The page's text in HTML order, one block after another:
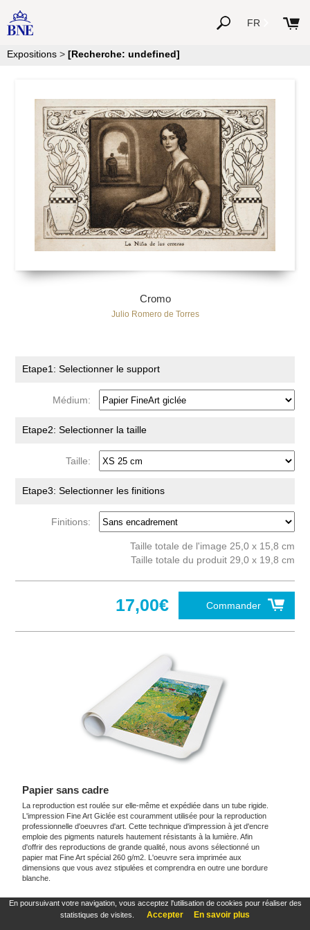
En poursuivant votre navigation, vous acceptez l'utilisation de cookies pour réaliser des
statistiques de visites.
Accepter En savoir plus
FR
Expositions > [Recherche: undefined]
Cromo
Julio Romero de Torres
Etape1: Selectionner le support
Médium:
Etape2: Selectionner la taille
Taille:
Etape3: Selectionner les finitions
Finitions:
Taille totale de l'image 25,0 x 15,8 cm
Taille totale du produit 29,0 x 19,8 cm
Commander
17,00€
Papier sans cadre
La reproduction est roulée sur elle-même et expédiée dans un tube rigide.
L'impression Fine Art Giclée est couramment utilisée pour la reproduction
professionnelle d'oeuvres d'art. Cette technique d'impression à jet d'encre
emploie des pigments naturels hautement résistants à la lumière. Afin
d'offrir des reproductions de grande qualité, nous avons sélectionné un
papier mat Fine Art spécial 260 g/m2. L'oeuvre sera imprimée aux
dimensions que vous avez stipulées et comprendra en outre une bordure
blanche.
Ces produits sont exclusifs et originaux qui reproduisent avec fidélité maximale à
l'original. Ils sont les seuls produits et publications officiels.